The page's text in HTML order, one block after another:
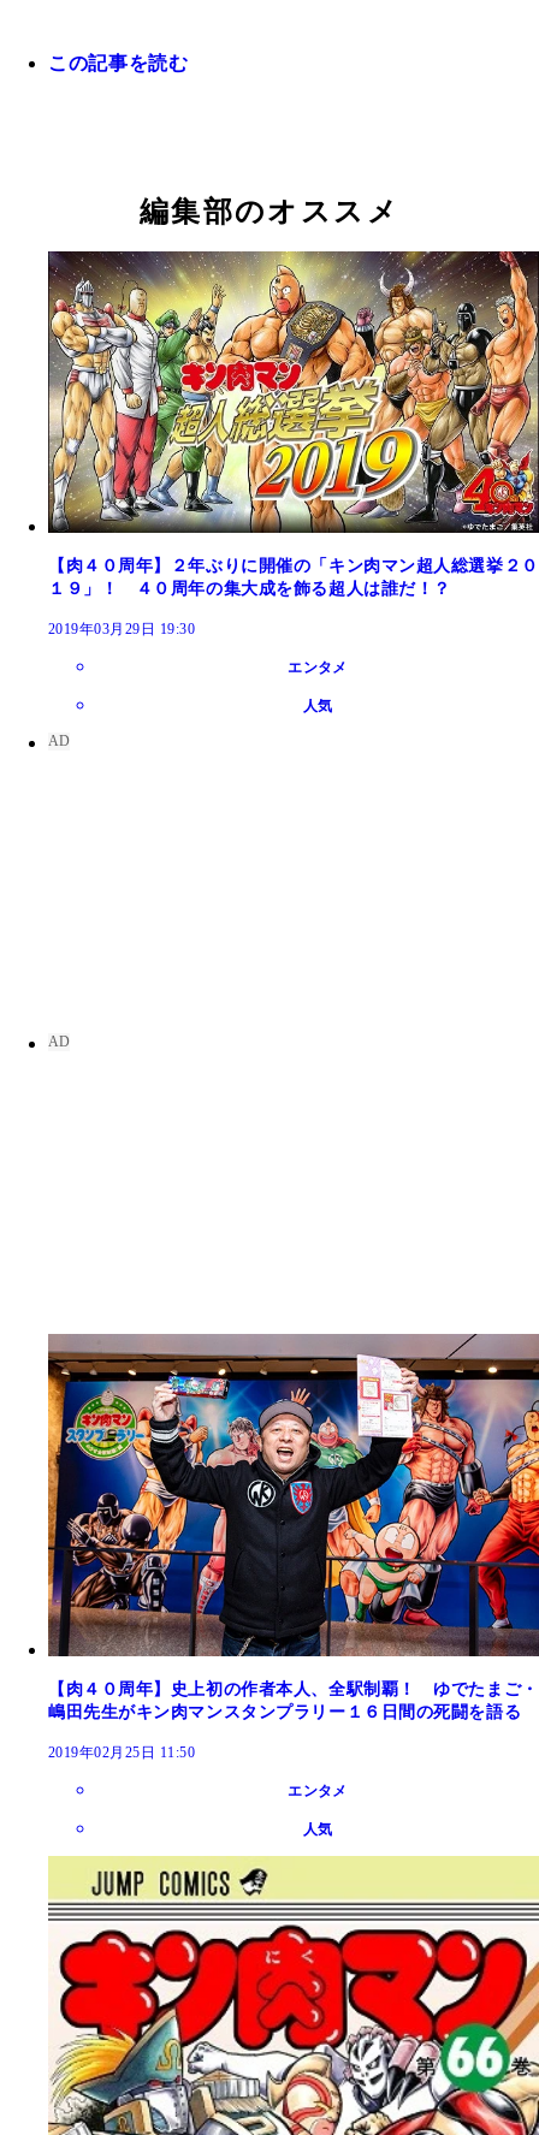
この記事を読む
編集部のオススメ
【肉４０周年】２年ぶりに開催の「キン肉マン超人総選挙２０
１９」！ ４０周年の集大成を飾る超人は誰だ！？
2019年03月29日 19:30
エンタメ
人気
【肉４０周年】史上初の作者本人、全駅制覇！ ゆでたまご・
嶋田先生がキン肉マンスタンプラリー１６日間の死闘を語る
2019年02月25日 11:50
エンタメ
人気